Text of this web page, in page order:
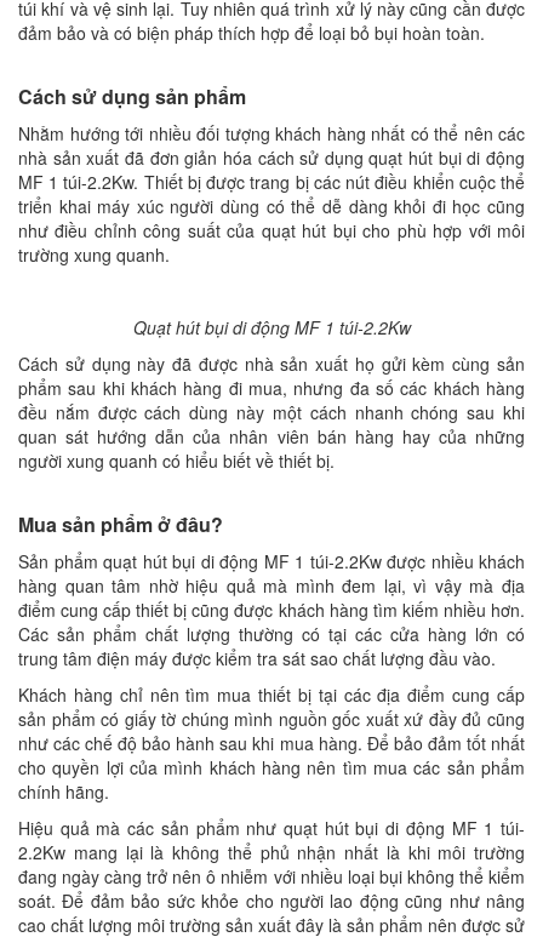
túi khí và vệ sinh lại. Tuy nhiên quá trình xử lý này cũng cần được
đảm bảo và có biện pháp thích hợp để loại bỏ bụi hoàn toàn.
Cách sử dụng sản phẩm
Nhằm hướng tới nhiều đối tượng khách hàng nhất có thể nên các
nhà sản xuất đã đơn giản hóa cách sử dụng quạt hút bụi di động
MF 1 túi-2.2Kw. Thiết bị được trang bị các nút điều khiển cuộc thể
triển khai máy xúc người dùng có thể dễ dàng khỏi đi học cũng
như điều chỉnh công suất của quạt hút bụi cho phù hợp với môi
trường xung quanh.
Quạt hút bụi di động MF 1 túi-2.2Kw
Cách sử dụng này đã được nhà sản xuất họ gửi kèm cùng sản
phẩm sau khi khách hàng đi mua, nhưng đa số các khách hàng
đều nắm được cách dùng này một cách nhanh chóng sau khi
quan sát hướng dẫn của nhân viên bán hàng hay của những
người xung quanh có hiểu biết về thiết bị.
Mua sản phẩm ở đâu?
Sản phẩm quạt hút bụi di động MF 1 túi-2.2Kw được nhiều khách
hàng quan tâm nhờ hiệu quả mà mình đem lại, vì vậy mà địa
điểm cung cấp thiết bị cũng được khách hàng tìm kiếm nhiều hơn.
Các sản phẩm chất lượng thường có tại các cửa hàng lớn có
trung tâm điện máy được kiểm tra sát sao chất lượng đầu vào.
Khách hàng chỉ nên tìm mua thiết bị tại các địa điểm cung cấp
sản phẩm có giấy tờ chúng mình nguồn gốc xuất xứ đầy đủ cũng
như các chế độ bảo hành sau khi mua hàng. Để bảo đảm tốt nhất
cho quyền lợi của mình khách hàng nên tìm mua các sản phẩm
chính hãng.
Hiệu quả mà các sản phẩm như quạt hút bụi di động MF 1 túi-
2.2Kw mang lại là không thể phủ nhận nhất là khi môi trường
đang ngày càng trở nên ô nhiễm với nhiều loại bụi không thể kiểm
soát. Để đảm bảo sức khỏe cho người lao động cũng như nâng
cao chất lượng môi trường sản xuất đây là sản phẩm nên được sử